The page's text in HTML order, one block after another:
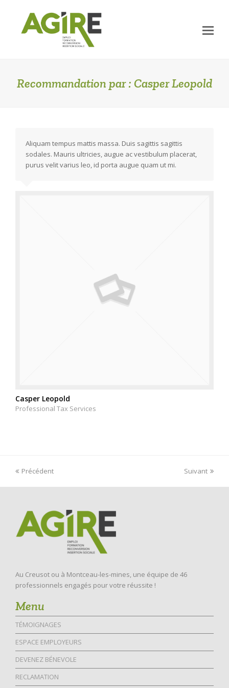
Recommandation par : Casper Leopold
Aliquam tempus mattis massa. Duis sagittis sagittis
sodales. Mauris ultricies, augue ac vestibulum placerat,
purus velit varius leo, id porta augue quam ut mi.
Casper Leopold
Professional Tax Services
Précédent Suivant
Au Creusot ou à Montceau-les-mines, une équipe de 46
professionnels engagés pour votre réussite !
Menu
TÉMOIGNAGES
ESPACE EMPLOYEURS
DEVENEZ BÉNEVOLE
RECLAMATION